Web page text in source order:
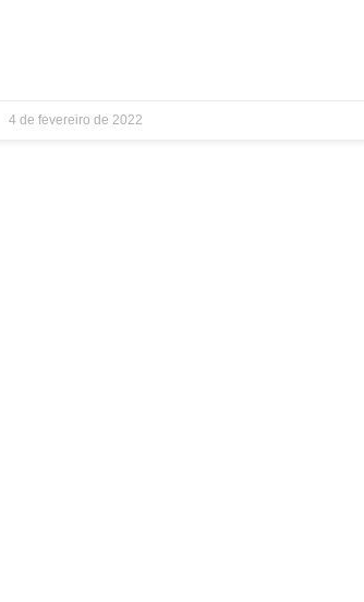
4 de fevereiro de 2022